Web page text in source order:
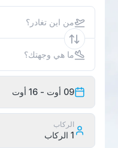
من اين تغادر؟
ما هي وجهتك؟
09 أوت - 16 أوت
الركاب
1 الركاب